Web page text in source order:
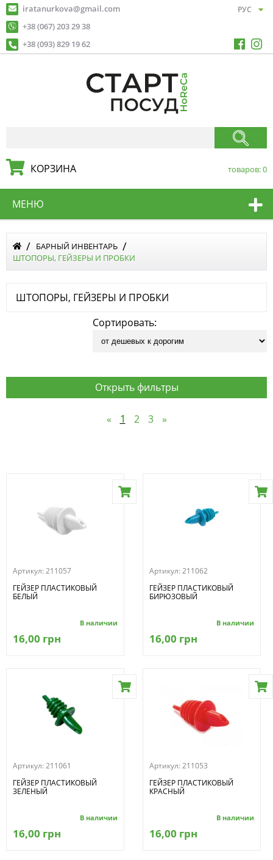
iratanurkova@gmail.com
+38 (067) 203 29 38
+38 (093) 829 19 62
КОРЗИНА товаров:0
МЕНЮ
БАРНЫЙ ИНВЕНТАРЬ
ШТОПОРЫ, ГЕЙЗЕРЫ И ПРОБКИ
ШТОПОРЫ, ГЕЙЗЕРЫ И ПРОБКИ
Сортировать:
Открыть фильтры
« 1 2 3 »
Артикул: 211057
ГЕЙЗЕР ПЛАСТИКОВЫЙ
БЕЛЫЙ
В наличии
16,00 грн
Артикул: 211062
ГЕЙЗЕР ПЛАСТИКОВЫЙ
БИРЮЗОВЫЙ
В наличии
16,00 грн
Артикул: 211061
ГЕЙЗЕР ПЛАСТИКОВЫЙ
ЗЕЛЕНЫЙ
В наличии
16,00 грн
Артикул: 211053
ГЕЙЗЕР ПЛАСТИКОВЫЙ
КРАСНЫЙ
В наличии
16,00 грн